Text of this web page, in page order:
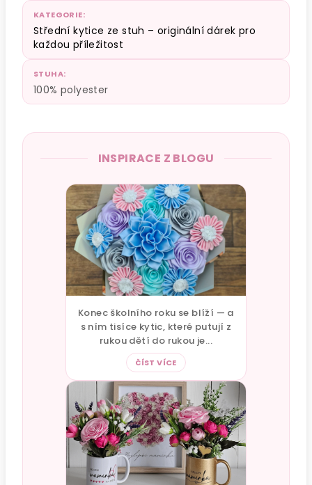
KATEGORIE:
Střední kytice ze stuh – originální dárek pro
každou příležitost
STUHA:
100% polyester
INSPIRACE Z BLOGU
Konec školního roku se blíží — a
s ním tisíce kytic, které putují z
rukou dětí do rukou je...
ČÍST VÍCE